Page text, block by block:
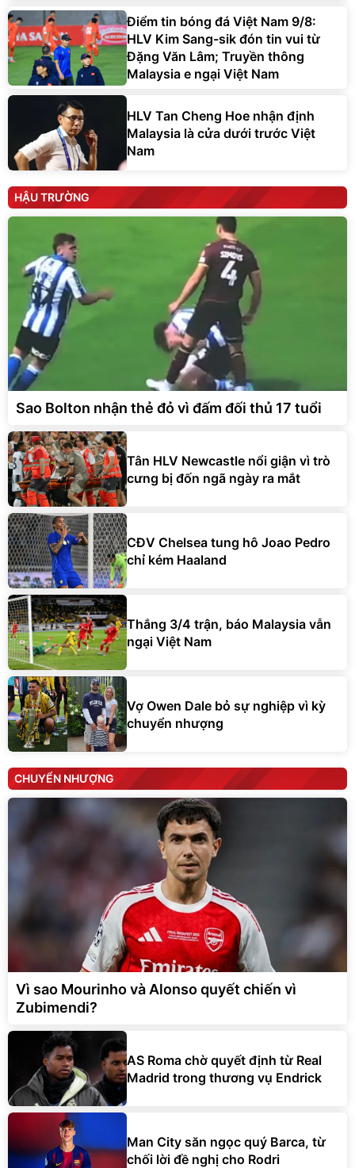
Điểm tin bóng đá Việt Nam 9/8:
HLV Kim Sang-sik đón tin vui từ
Đặng Văn Lâm; Truyền thông
Malaysia e ngại Việt Nam
HLV Tan Cheng Hoe nhận định
Malaysia là cửa dưới trước Việt
Nam
HẬU TRƯỜNG
Sao Bolton nhận thẻ đỏ vì đấm đối thủ 17 tuổi
Tân HLV Newcastle nổi giận vì trò
cưng bị đốn ngã ngày ra mắt
CĐV Chelsea tung hô Joao Pedro
chỉ kém Haaland
Thắng 3/4 trận, báo Malaysia vẫn
ngại Việt Nam
Vợ Owen Dale bỏ sự nghiệp vì kỳ
chuyển nhượng
CHUYỂN NHƯỢNG
Vì sao Mourinho và Alonso quyết chiến vì
Zubimendi?
AS Roma chờ quyết định từ Real
Madrid trong thương vụ Endrick
Man City săn ngọc quý Barca, từ
chối lời đề nghị cho Rodri